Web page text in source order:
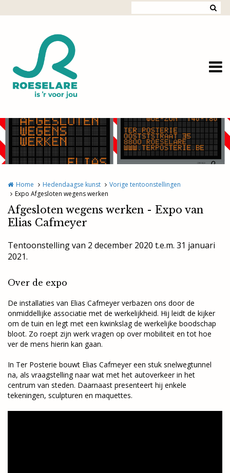
Home Hedendaagse kunst
Vorige tentoonstellingen
Expo Afgesloten wegens werken
Afgesloten wegens werken - Expo van
Elias Cafmeyer
Tentoonstelling van 2 december 2020 t.e.m. 31 januari
2021.
Over de expo
De installaties van Elias Cafmeyer verbazen ons door de
onmiddellijke associatie met de werkelijkheid. Hij leidt de kijker
om de tuin en legt met een kwinkslag de werkelijke boodschap
bloot. Zo roept zijn werk vragen op over mobiliteit en tot hoe
ver de mens hierin kan gaan.
In Ter Posterie bouwt Elias Cafmeyer een stuk snelwegtunnel
na, als vraagstelling naar wat met het autoverkeer in het
centrum van steden. Daarnaast presenteert hij enkele
tekeningen, sculpturen en maquettes.